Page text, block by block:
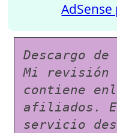
Descargo
Mi revisión
contiene
afiliados.
servicio